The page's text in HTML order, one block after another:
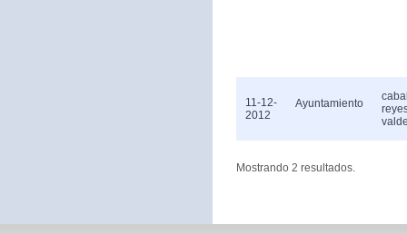
11-12-
2012
Ayuntamiento
Mostrando 2 resultados.